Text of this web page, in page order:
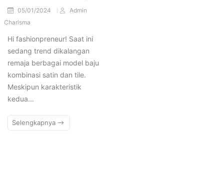
05/01/2024
Admin
Charisma
Hi fashionpreneur! Saat ini
sedang trend dikalangan
remaja berbagai model baju
kombinasi satin dan tile.
Meskipun karakteristik
kedua…
Selengkapnya